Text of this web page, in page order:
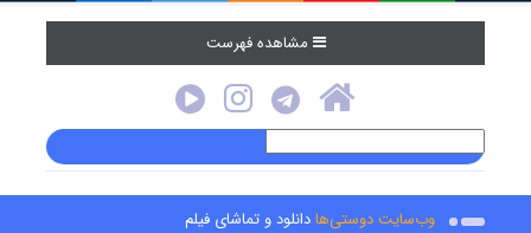
مشاهده فهرست
وب‌سایت دوستی‌هادانلود و تماشای فیلم